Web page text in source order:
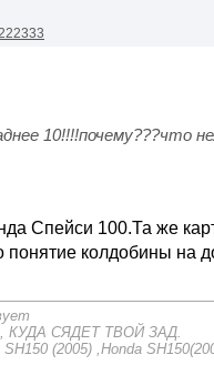
10!!!!почему???что
Спейси 100.Та же
колдобины на
КУДА СЯДЕТ ТВОЙ ЗАД.
(2005) ,Honda